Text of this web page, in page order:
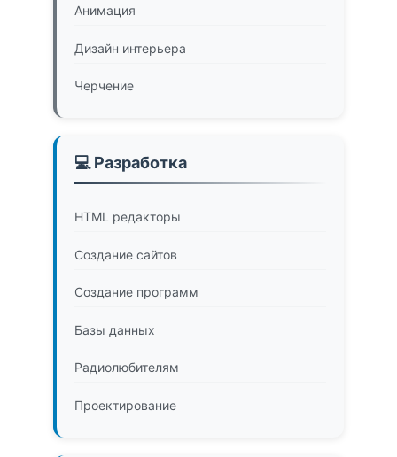
Анимация
Дизайн интерьера
Черчение
💻 Разработка
HTML редакторы
Создание сайтов
Создание программ
Базы данных
Радиолюбителям
Проектирование